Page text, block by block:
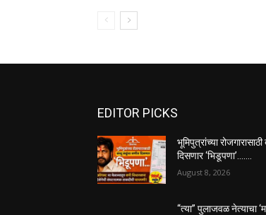
EDITOR PICKS
भूमिपुत्रांच्या
दिसणार ‘भिडूपणा’…….
August 8, 2026
“त्या” पुलाजवळ नेत्याचा